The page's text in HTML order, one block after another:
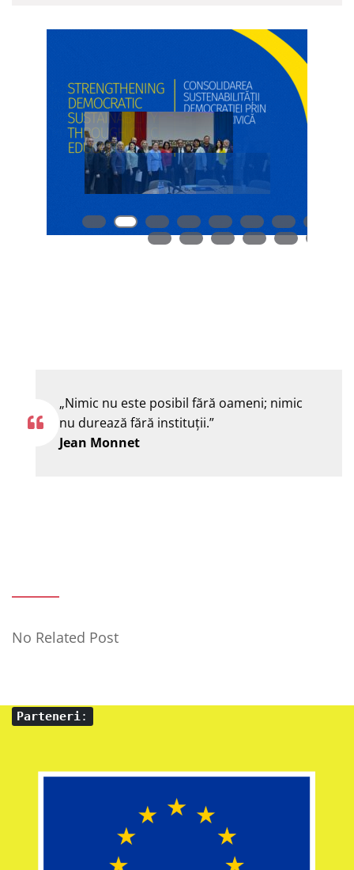
„Nimic nu este posibil fără oameni; nimic
nu durează fără instituţii.”
Jean Monnet
No Related Post
Parteneri: